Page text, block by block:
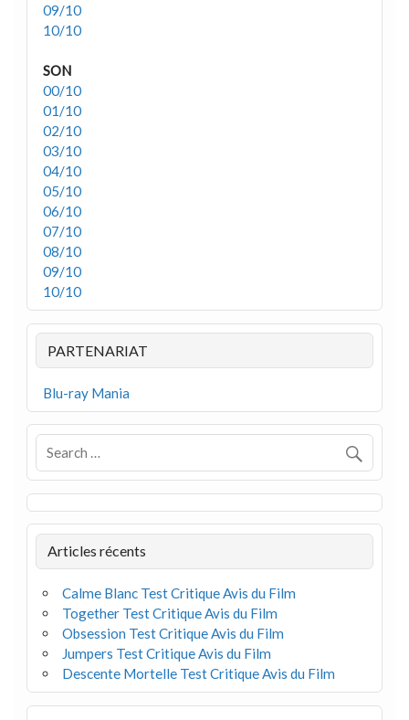
09/10
10/10
SON
00/10
01/10
02/10
03/10
04/10
05/10
06/10
07/10
08/10
09/10
10/10
PARTENARIAT
Blu-ray Mania
Articles récents
Calme Blanc Test Critique Avis du Film
Together Test Critique Avis du Film
Obsession Test Critique Avis du Film
Jumpers Test Critique Avis du Film
Descente Mortelle Test Critique Avis du Film